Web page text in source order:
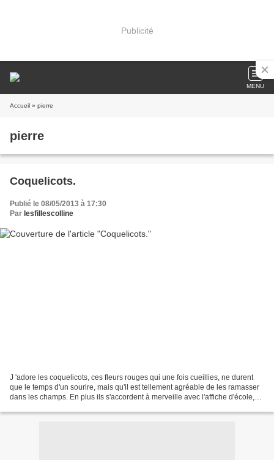
Publicité
MENU
Accueil » pierre
pierre
Coquelicots.
Publié le 08/05/2013 à 17:30
Par lesfillescolline
J 'adore les coquelicots, ces fleurs rouges qui une fois cueillies, ne durent
que le temps d'un sourire, mais qu'il est tellement agréable de les ramasser
dans les champs. En plus ils s'accordent à merveille avec l'affiche d'école,